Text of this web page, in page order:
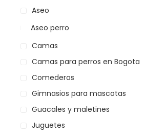
Aseo
Aseo perro
Camas
Camas para perros en Bogota
Comederos
Gimnasios para mascotas
Guacales y maletines
Juguetes